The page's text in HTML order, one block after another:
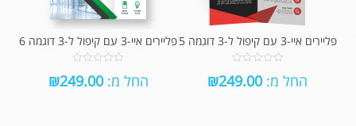
פליירים איי-3 עם קיפול ל-3 דוגמה 5
out
החל מ: ₪249.00
פליירים איי-3 עם קיפול ל-3 דוגמה 6
out
החל מ: ₪249.00